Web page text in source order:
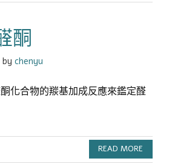
酮
bychenyu
化合物的羰基加成反應來鑑定醛
READ MORE